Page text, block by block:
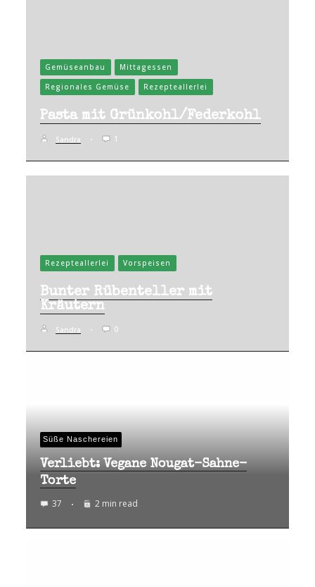
Gemüseanbau
Mittagessen
Regionales Gemüse
Rezepteallerlei
Pasta mit Grünkohl/Federkohl
Sandra 1
Rezepteallerlei Vorspeisen
Bunter Rübenteller mit
Kräutern
Sandra 0
Süße Naschereien
Verliebt: Vegane Nougat-Sahne-
Torte
37 2 min read